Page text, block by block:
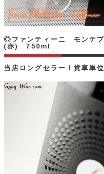
当店ロングセラー！貨車単
◎ファンティーニ モンテプ
(赤) 750ml